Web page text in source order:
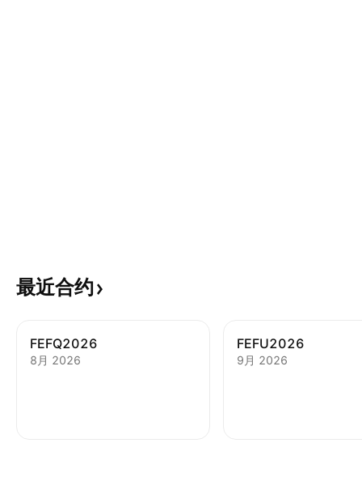
最近合约
FEFQ2026
8月 2026
FEFU2026
9月 2026